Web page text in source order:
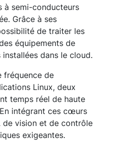
à semi-conducteurs
Grâce à ses
de traiter les
équipements de
dans le cloud.
fréquence de
Linux, deux
temps réel de haute
intégrant ces cœurs
de vision et de contrôle
exigeantes.